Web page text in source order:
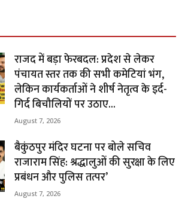
राजद में बड़ा फेरबदल: प्रदेश से लेकर
पंचायत स्तर तक की सभी कमेटियां भंग,
लेकिन कार्यकर्ताओं ने शीर्ष नेतृत्व के इर्द-
गिर्द बिचौलियों पर उठाए...
August 7, 2026
बैकुंठपुर मंदिर घटना पर बोले सचिव
राजाराम सिंह: श्रद्धालुओं की सुरक्षा के लिए
प्रबंधन और पुलिस तत्पर’
August 7, 2026